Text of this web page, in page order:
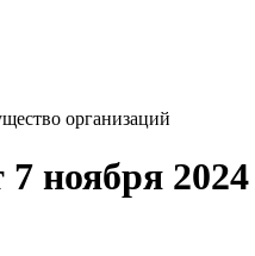
организаций
ноября